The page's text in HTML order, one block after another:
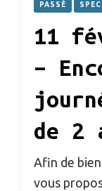
PASSÉ
11
–
de 2
Afin de
vous